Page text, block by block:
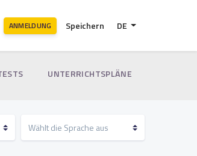
ANMELDUNG Speichern DE
UNTERRICHTSPLÄNE